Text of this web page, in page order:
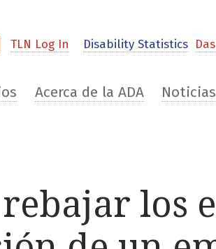
TLN Log In Disability Statistics
Acerca de la ADA
los